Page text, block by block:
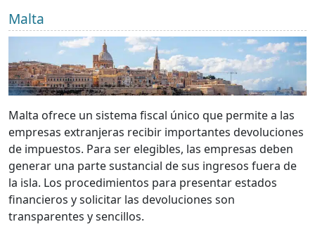
Malta
Malta ofrece un sistema fiscal único que permite a las
empresas extranjeras recibir importantes devoluciones
de impuestos. Para ser elegibles, las empresas deben
generar una parte sustancial de sus ingresos fuera de
la isla. Los procedimientos para presentar estados
financieros y solicitar las devoluciones son
transparentes y sencillos.